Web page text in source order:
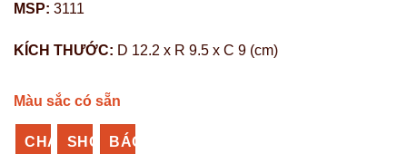
MSP: 3111
KÍCH THƯỚC: D 12.2 x R 9.5 x C 9 (cm)
Màu sắc có sẵn
CHATSHOPEE
BÁO